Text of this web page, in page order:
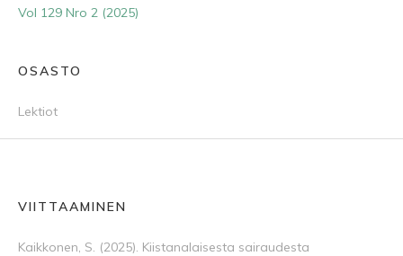
Vol 129 Nro 2 (2025)
OSASTO
Lektiot
VIITTAAMINEN
Kaikkonen, S. (2025). Kiistanalaisesta sairaudesta